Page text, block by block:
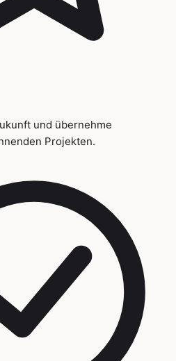
und übernehme
Projekten.